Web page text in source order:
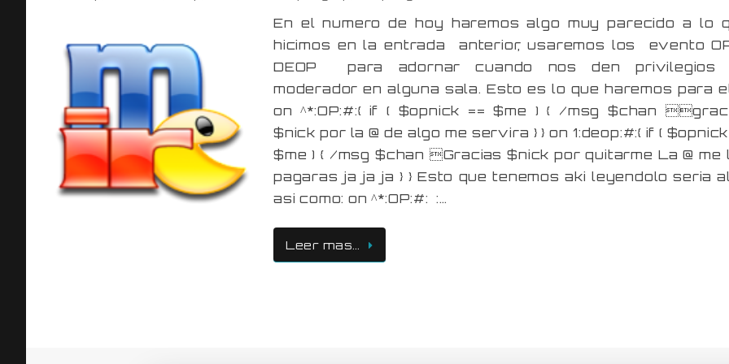
En el numero de hoy haremos algo muy parecido a lo
hicimos en la entrada anterior, usaremos los evento
DEOP para adornar cuando nos den privilegios
moderador en alguna sala. Esto es lo que haremos para
on ^*:OP:#:{ if ( $opnick == $me ) { /msg $chan
$nick por la @ de algo me servira } } on 1:deop:#:{ if ( $opnick
$me ) { /msg $chan Gracias $nick por quitarme La @ me
pagaras ja ja ja } } Esto que tenemos aki leyendolo seria
asi como: on ^*:OP:#: :…
Leer mas…